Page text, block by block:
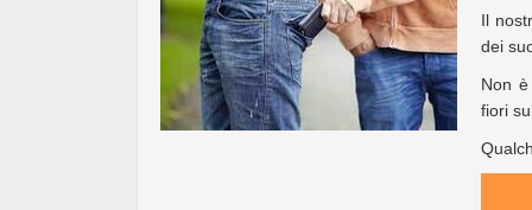
Il
dei
Non
fiori